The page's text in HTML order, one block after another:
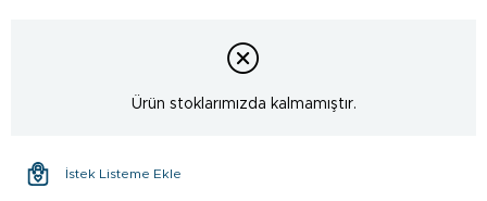
Ürün stoklarımızda kalmamıştır.
İstek Listeme Ekle